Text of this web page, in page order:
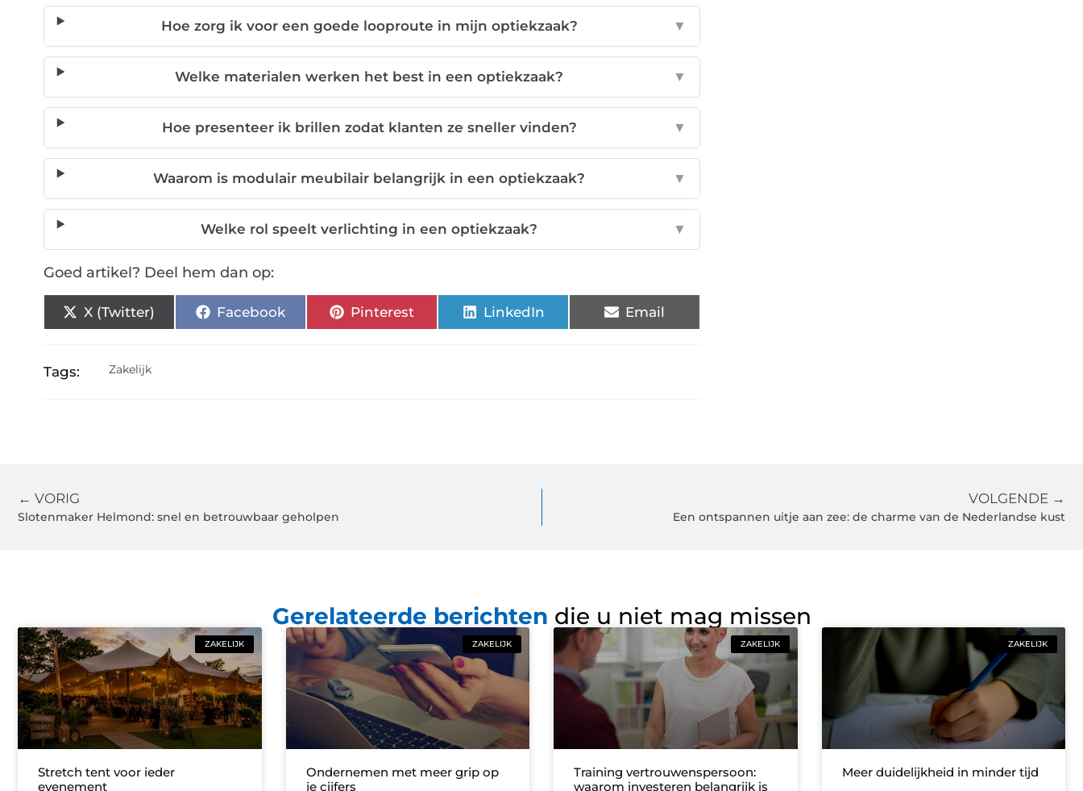
Hoe zorg ik voor een goede looproute in mijn optiekzaak? ▼
Welke materialen werken het best in een optiekzaak? ▼
Hoe presenteer ik brillen zodat klanten ze sneller vinden? ▼
Waarom is modulair meubilair belangrijk in een optiekzaak? ▼
Welke rol speelt verlichting in een optiekzaak? ▼
Goed artikel? Deel hem dan op:
X (Twitter) Facebook Pinterest LinkedIn Email
Tags: Zakelijk
← VORIG
Slotenmaker Helmond: snel en betrouwbaar geholpen
VOLGENDE →
Een ontspannen uitje aan zee: de charme van de Nederlandse kust
Gerelateerde berichten die u niet mag missen
ZAKELIJK
Stretch tent voor ieder
evenement
ZAKELIJK
Ondernemen met meer grip op
je cijfers
ZAKELIJK
Training vertrouwenspersoon:
waarom investeren belangrijk is
ZAKELIJK
Meer duidelijkheid in minder tijd